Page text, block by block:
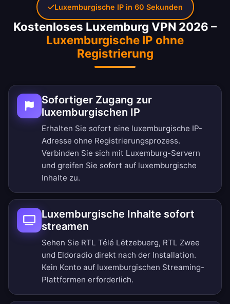
Kostenloses Luxemburg VPN 2026 –
Luxemburgische IP ohne
Registrierung
Sofortiger Zugang zur
luxemburgischen IP
Erhalten Sie sofort eine luxemburgische IP-
Adresse ohne Registrierungsprozess.
Verbinden Sie sich mit Luxemburg-Servern
und greifen Sie sofort auf luxemburgische
Inhalte zu.
Luxemburgische Inhalte sofort
streamen
Sehen Sie RTL Télé Lëtzebuerg, RTL Zwee
und Eldoradio direkt nach der Installation.
Kein Konto auf luxemburgischen Streaming-
Plattformen erforderlich.
Luxemburgische IP in 60 Sekunden